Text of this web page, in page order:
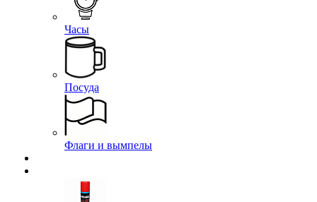
Часы
Посуда
Флаги и вымпелы